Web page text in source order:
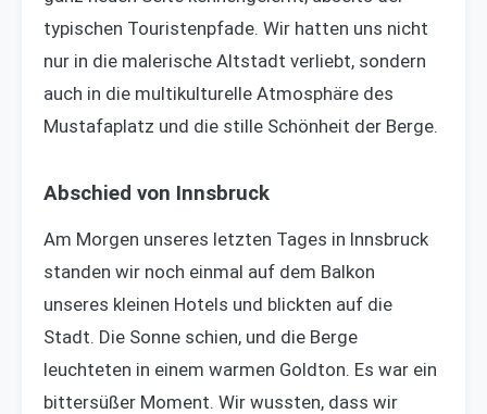
typischen Touristenpfade. Wir hatten uns nicht
nur in die malerische Altstadt verliebt, sondern
auch in die multikulturelle Atmosphäre des
Mustafaplatz und die stille Schönheit der Berge.
Abschied von Innsbruck
Am Morgen unseres letzten Tages in Innsbruck
standen wir noch einmal auf dem Balkon
unseres kleinen Hotels und blickten auf die
Stadt. Die Sonne schien, und die Berge
leuchteten in einem warmen Goldton. Es war ein
bittersüßer Moment. Wir wussten, dass wir